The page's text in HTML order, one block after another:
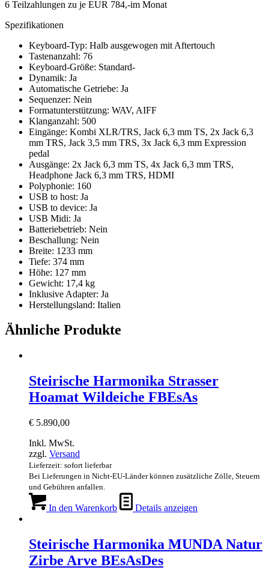
6 Teilzahlungen zu je EUR 784,-im Monat
Spezifikationen
Keyboard-Typ: Halb ausgewogen mit Aftertouch
Tastenanzahl: 76
Keyboard-Größe: Standard-
Dynamik: Ja
Automatische Getriebe: Ja
Sequenzer: Nein
Formatunterstützung: WAV, AIFF
Klanganzahl: 500
Eingänge: Kombi XLR/TRS, Jack 6,3 mm TS, 2x Jack 6,3
mm TRS, Jack 3,5 mm TRS, 3x Jack 6,3 mm Expression
pedal
Ausgänge: 2x Jack 6,3 mm TS, 4x Jack 6,3 mm TRS,
Headphone Jack 6,3 mm TRS, HDMI
Polyphonie: 160
USB to host: Ja
USB to device: Ja
USB Midi: Ja
Batteriebetrieb: Nein
Beschallung: Nein
Breite: 1233 mm
Tiefe: 374 mm
Höhe: 127 mm
Gewicht: 17,4 kg
Inklusive Adapter: Ja
Herstellungsland: Italien
Ähnliche Produkte
Steirische Harmonika Strasser
Hoamat Wildeiche FBEsAs
€ 5.890,00
Inkl. MwSt.
zzgl. Versand
Lieferzeit: sofort lieferbar
Bei Lieferungen in Nicht-EU-Länder können zusätzliche Zölle, Steuern
und Gebühren anfallen.
In den Warenkorb Details anzeigen
Steirische Harmonika MUNDA Natur
Zirbe Arve BEsAsDes